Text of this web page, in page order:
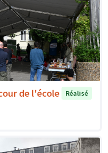
de l'école
Réalisé